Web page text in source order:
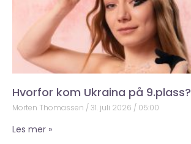
Hvorfor kom Ukraina på 9.plass?
Morten Thomassen 31. juli 2026 05:00
Les mer »